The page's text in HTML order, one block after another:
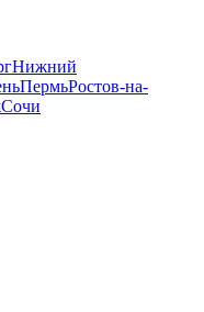
Нижний
ПермьРостов-на-
Сочи